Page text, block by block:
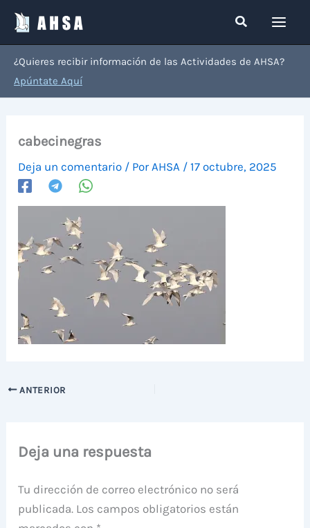
contenido
Buscar
¿Quieres recibir información de las Actividades de AHSA?
Apúntate Aquí
cabecinegras
Deja un comentario / Por AHSA /17 octubre, 2025
ANTERIOR
Deja una respuesta
Tu dirección de correo electrónico no será
publicada. Los campos obligatorios están